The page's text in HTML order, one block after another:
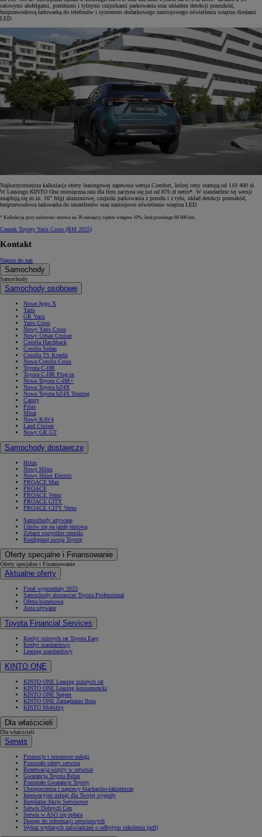
calowymi alufelgami, przednimi i tylnymi czujnikami parkowania oraz układem detekcji przeszkód,
bezprzewodową ładowarką do telefonów i systemem dodatkowego nastrojowego oświetlenia wnętrza diodami
LED.
Najkorzystniejsza kalkulacja oferty leasingowej zapewnia wersja Comfort, której ceny startują od 110 400 zł.
W Leasingu KINTO One miesięczna rata dla firm zaczyna się już od 876 zł netto*. W standardzie tej wersji
znajdują się m.in. 16” felgi aluminiowe, czujniki parkowania z przodu i z tyłu, układ detekcji przeszkód,
bezprzewodowa ładowarka do smartfonów oraz nastrojowe oświetlenie wnętrza LED.
* Kalkulacja przy założeniu: umowa na 36 miesięcy, wpłata wstępna 10%, limit przebiegu 60 000 km.
Cennik Toyoty Yaris Cross (RM 2025)
Kontakt
Napisz do nas
Samochody
Samochody
Samochody osobowe
Nowe Aygo X
Yaris
GR Yaris
Yaris Cross
Nowy Yaris Cross
Nowy Urban Cruiser
Corolla Hatchback
Corolla Sedan
Corolla TS Kombi
Nowa Corolla Cross
Toyota C-HR
Toyota C-HR Plug-in
Nowa Toyota C-HR+
Nowa Toyota bZ4X
Nowa Toyota bZ4X Touring
Camry
Prius
Mirai
Nowy RAV4
Land Cruiser
Nowy GR GT
Samochody dostawcze
Hilux
Nowy Hilux
Nowy Hilux Electric
PROACE Max
PROACE
PROACE Verso
PROACE CITY
PROACE CITY Verso
Samochody używane
Umów się na jazdę testową
Zobacz wszystkie cenniki
Konfiguruj swoją Toyotę
Oferty specjalne i Finansowanie
Oferty specjalne i Finansowanie
Aktualne oferty
Finał wyprzedaży 2025
Samochody dostawcze Toyota Professional
Oferta biznesowa
Auta używane
Toyota Financial Services
Kredyt niższych rat Toyota Easy
Kredyt standardowy
Leasing standardowy
KINTO ONE
KINTO ONE Leasing niższych rat
KINTO ONE Leasing konsumencki
KINTO ONE Najem
KINTO ONE Zarządzanie flotą
KINTO Mobility
Dla właścicieli
Dla właścicieli
Serwis
Promocje i sezonowe usługi
Pozostałe oferty serwisu
Rezerwacja wizyty w serwisie
Gwarancja Toyota Relax
Pozostałe Gwarancje Toyoty
Ubezpieczenia i naprawy blacharsko-lakiernicze
Innowacyjne usługi dla Twojej wygody
Bezpłatne Akcje Serwisowe
Serwis Dobrych Cen
Serwis w ASO się opłaca
Dostęp do informacji serwisowych
Wykaz wydanych zaświadczeń o odbytym szkoleniu (pdf)